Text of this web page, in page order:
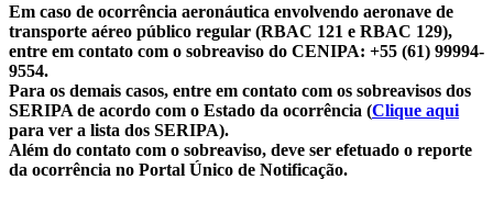
Em caso de ocorrência aeronáutica envolvendo aeronave de
transporte aéreo público regular (RBAC 121 e RBAC 129),
entre em contato com o sobreaviso do CENIPA: +55 (61) 99994-
9554.
Para os demais casos, entre em contato com os sobreavisos dos
SERIPA de acordo com o Estado da ocorrência (Clique aqui
para ver a lista dos SERIPA).
Além do contato com o sobreaviso, deve ser efetuado o reporte
da ocorrência no Portal Único de Notificação.